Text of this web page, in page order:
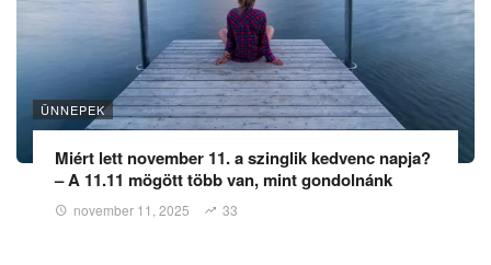
ÜNNEPEK
Miért lett november 11. a szinglik kedvenc napja?
– A 11.11 mögött több van, mint gondolnánk
november 11, 2025 33